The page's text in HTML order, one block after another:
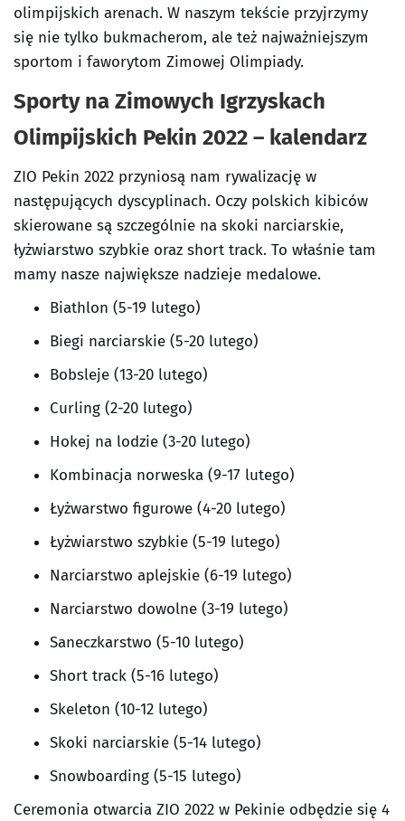
olimpijskich arenach. W naszym tekście przyjrzymy
się nie tylko bukmacherom, ale też najważniejszym
sportom i faworytom Zimowej Olimpiady.
Sporty na Zimowych Igrzyskach
Olimpijskich Pekin 2022 – kalendarz
ZIO Pekin 2022 przyniosą nam rywalizację w
następujących dyscyplinach. Oczy polskich kibiców
skierowane są szczególnie na skoki narciarskie,
łyżwiarstwo szybkie oraz short track. To właśnie tam
mamy nasze największe nadzieje medalowe.
Biathlon (5-19 lutego)
Biegi narciarskie (5-20 lutego)
Bobsleje (13-20 lutego)
Curling (2-20 lutego)
Hokej na lodzie (3-20 lutego)
Kombinacja norweska (9-17 lutego)
Łyżwarstwo figurowe (4-20 lutego)
Łyżwiarstwo szybkie (5-19 lutego)
Narciarstwo aplejskie (6-19 lutego)
Narciarstwo dowolne (3-19 lutego)
Saneczkarstwo (5-10 lutego)
Short track (5-16 lutego)
Skeleton (10-12 lutego)
Skoki narciarskie (5-14 lutego)
Snowboarding (5-15 lutego)
Ceremonia otwarcia ZIO 2022 w Pekinie odbędzie się 4